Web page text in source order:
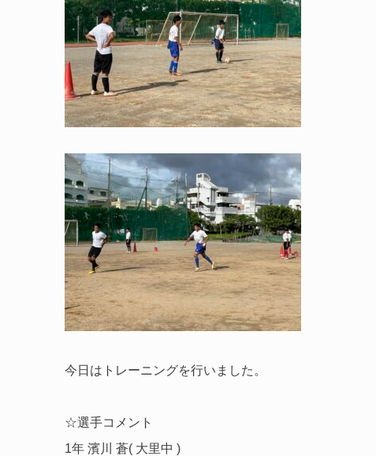
今日はトレーニングを行いました。
☆選手コメント
1年 濱川 蒼( 大里中 )